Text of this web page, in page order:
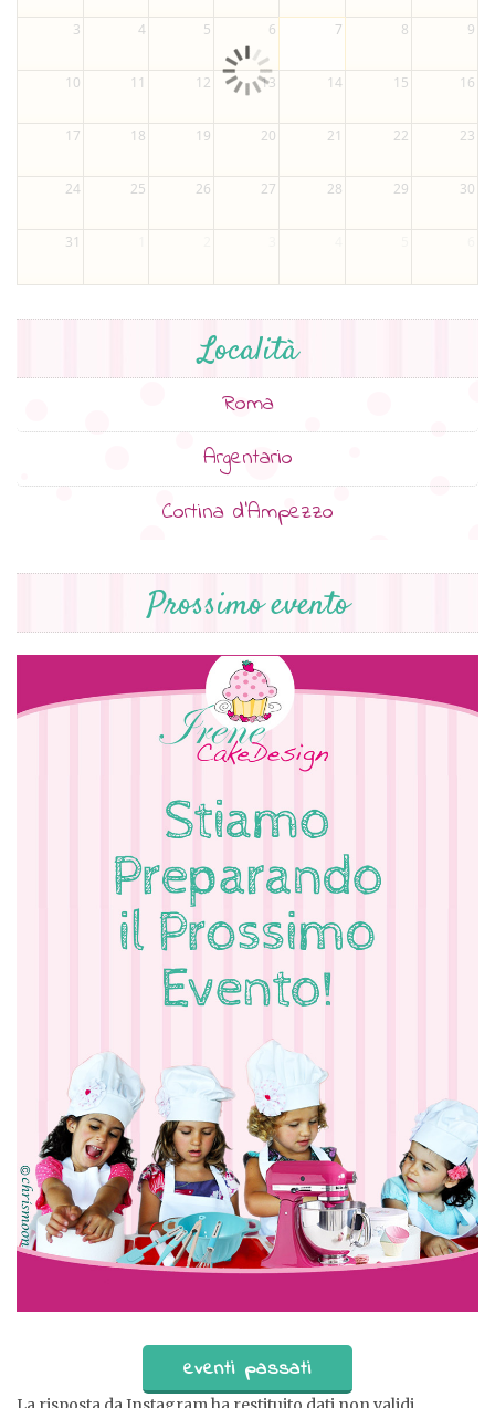
3 4 5 6 7 8 9
10 11 12 13 14 15 16
17 18 19 20 21 22 23
24 25 26 27 28 29 30
31
Località
Roma
Argentario
Cortina d’Ampezzo
Prossimo evento
eventi passati